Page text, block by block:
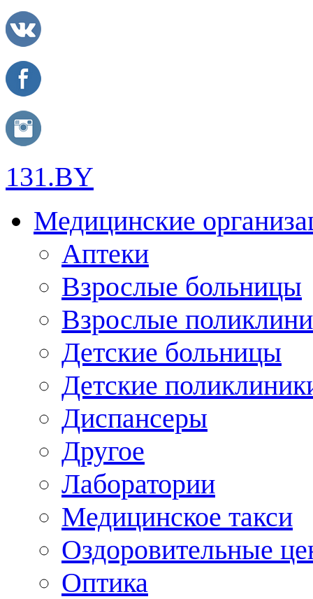
131.BY
Медицинские
Аптеки
Взрослые больницы
Взрослые
Детские больницы
Детские
Диспансеры
Другое
Лаборатории
Медицинское такси
Оздоровительные
Оптика